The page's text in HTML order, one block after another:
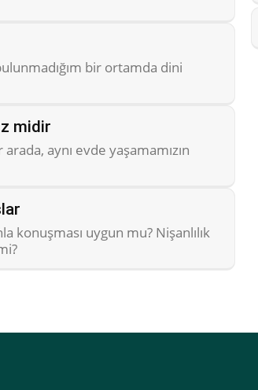
bir ortamda dini
midir
aynı evde yaşamamızın
konuşması uygun mu? Nişanlılık